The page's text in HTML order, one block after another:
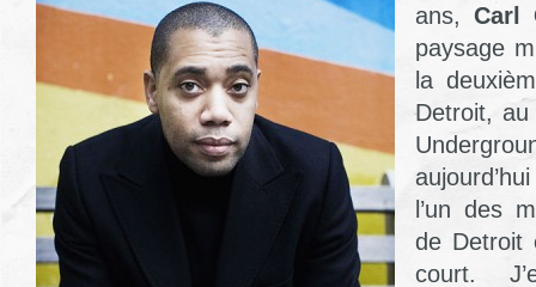
ans,Carl
paysage
la
Detroit,
l’un des
de Detroit
court.